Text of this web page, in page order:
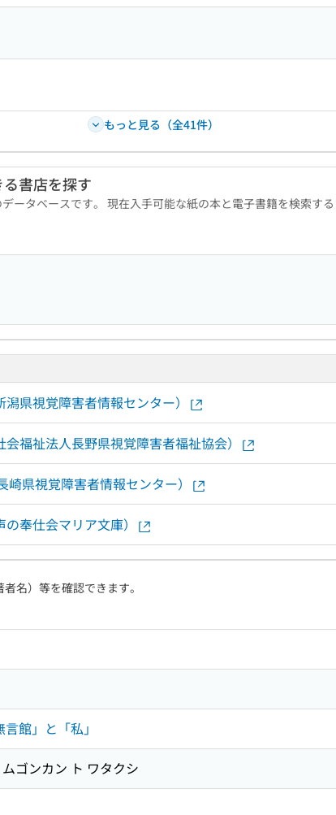
もっと見る（全41件）
書店を探す
ータベースです。 現在入手可能な紙の本と電子書籍を検索する
県視覚障害者情報センター）
福祉法人長野県視覚障害者福祉協会）
県視覚障害者情報センター）
奉仕会マリア文庫）
名）等を確認できます。
館」と「私」
ゴンカン ト ワタクシ